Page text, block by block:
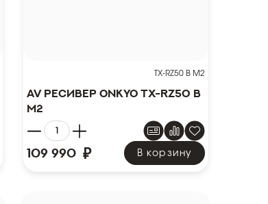
TX-RZ50 B M2
AV ресивер Onkyo TX-RZ50 B
M2
109 990 ₽ В корзину